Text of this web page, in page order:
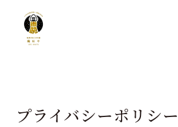
プライバシーポリシー